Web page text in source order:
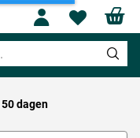
Profile
50 dagen